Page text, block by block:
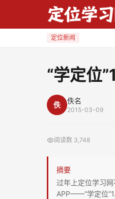
定位新闻
“学定位
佚 佚名
2015-03-09
阅读数 3,748
摘要
过年上定位学习
APP——“学定位